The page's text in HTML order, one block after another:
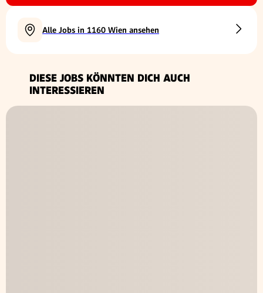
Alle Jobs in 1160 Wien ansehen
DIESE JOBS KÖNNTEN DICH AUCH
INTERESSIEREN